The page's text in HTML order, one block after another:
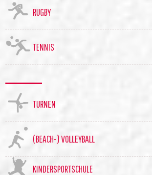
RUGBY
TENNIS
TURNEN
(BEACH-) VOLLEYBALL
KINDERSPORTSCHULE